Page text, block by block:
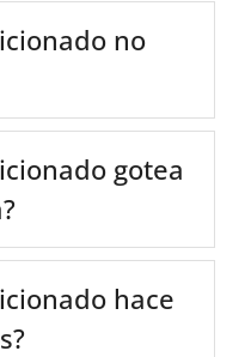
no
gotea
hace